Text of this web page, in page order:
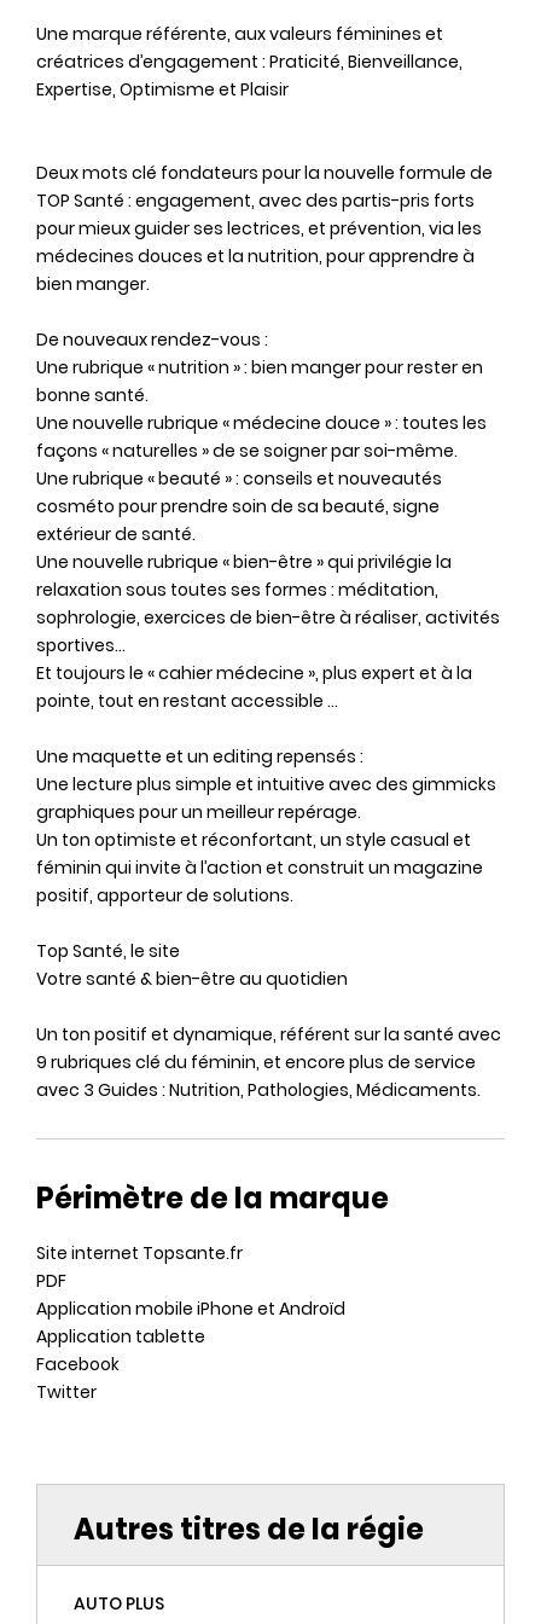
Une marque référente, aux valeurs féminines et
créatrices d’engagement : Praticité, Bienveillance,
Expertise, Optimisme et Plaisir
Deux mots clé fondateurs pour la nouvelle formule de
TOP Santé : engagement, avec des partis-pris forts
pour mieux guider ses lectrices, et prévention, via les
médecines douces et la nutrition, pour apprendre à
bien manger.
De nouveaux rendez-vous :
Une rubrique « nutrition » : bien manger pour rester en
bonne santé.
Une nouvelle rubrique « médecine douce » : toutes les
façons « naturelles » de se soigner par soi-même.
Une rubrique « beauté » : conseils et nouveautés
cosméto pour prendre soin de sa beauté, signe
extérieur de santé.
Une nouvelle rubrique « bien-être » qui privilégie la
relaxation sous toutes ses formes : méditation,
sophrologie, exercices de bien-être à réaliser, activités
sportives…
Et toujours le « cahier médecine », plus expert et à la
pointe, tout en restant accessible …
Une maquette et un editing repensés :
Une lecture plus simple et intuitive avec des gimmicks
graphiques pour un meilleur repérage.
Un ton optimiste et réconfortant, un style casual et
féminin qui invite à l’action et construit un magazine
positif, apporteur de solutions.
Top Santé, le site
Votre santé & bien-être au quotidien
Un ton positif et dynamique, référent sur la santé avec
9 rubriques clé du féminin, et encore plus de service
avec 3 Guides : Nutrition, Pathologies, Médicaments.
Périmètre de la marque
Site internet Topsante.fr
PDF
Application mobile iPhone et Androïd
Application tablette
Facebook
Twitter
Autres titres de la régie
AUTO PLUS